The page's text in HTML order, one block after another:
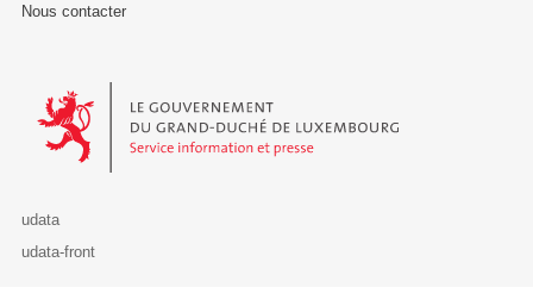
Nous contacter
Le Gouvernement du Grand-Duché de Luxembourg - Service
udata
udata-front